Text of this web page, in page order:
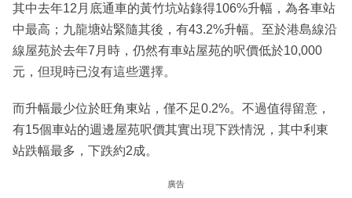
其中去年12月底通車的黃竹坑站錄得106%升幅，為各車站
中最高；九龍塘站緊隨其後，有43.2%升幅。至於港島線沿
線屋苑於去年7月時，仍然有車站屋苑的呎價低於10,000
元，但現時已沒有這些選擇。
而升幅最少位於旺角東站，僅不足0.2%。不過值得留意，
有15個車站的週邊屋苑呎價其實出現下跌情況，其中利東
站跌幅最多，下跌約2成。
廣告